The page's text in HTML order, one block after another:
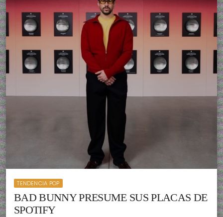
TENDENCIA POP
BAD BUNNY PRESUME SUS PLACAS DE
SPOTIFY